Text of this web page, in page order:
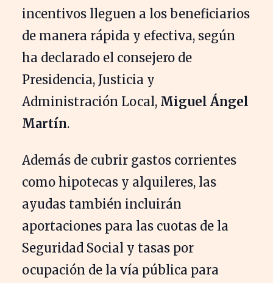
incentivos lleguen a los beneficiarios
de manera rápida y efectiva, según
ha declarado el consejero de
Presidencia, Justicia y
Administración Local, Miguel Ángel
Martín.
Además de cubrir gastos corrientes
como hipotecas y alquileres, las
ayudas también incluirán
aportaciones para las cuotas de la
Seguridad Social y tasas por
ocupación de la vía pública para